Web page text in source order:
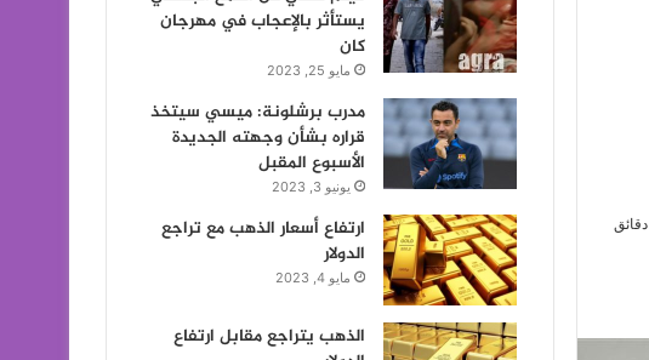
يستأثر بالإعجاب في مهرجان
كان
مايو 25, 2023
مدرب برشلونة: ميسي سيتخذ
قراره بشأن وجهته الجديدة
الأسبوع المقبل
يونيو 3, 2023
ارتفاع أسعار الذهب مع تراجع
الدولار
مايو 4, 2023
الذهب يتراجع مقابل ارتفاع